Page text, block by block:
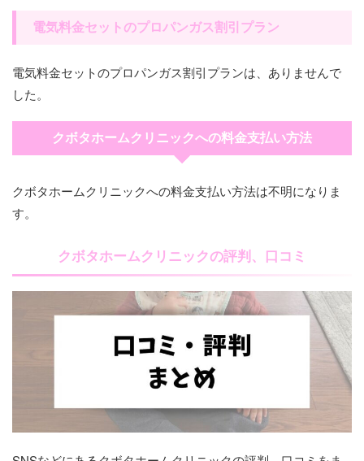
電気料金セットのプロパンガス割引プラン
電気料金セットのプロパンガス割引プランは、ありませんで
した。
クボタホームクリニックへの料金支払い方法
クボタホームクリニックへの料金支払い方法は不明になりま
す。
クボタホームクリニックの評判、口コミ